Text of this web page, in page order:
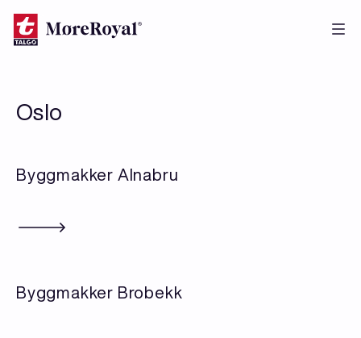
Hopp
Oslo
Byggmakker Alnabru
Byggmakker Brobekk